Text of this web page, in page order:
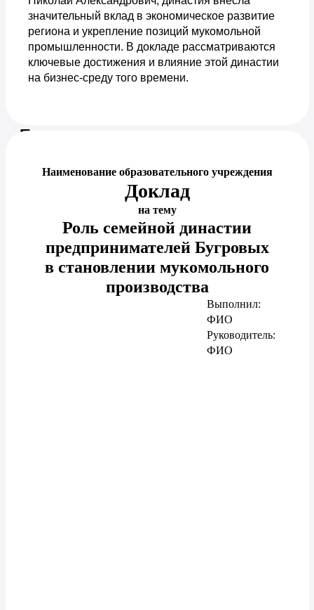
значительный вклад в экономическое развитие
региона и укрепление позиций мукомольной
промышленности. В докладе рассматриваются
ключевые достижения и влияние этой династии
на бизнес-среду того времени.
Предпросмотр документа
Наименование образовательного учреждения
Доклад
на тему
Роль семейной династии
предпринимателей Бугровых
в становлении мукомольного
производства
Выполнил:
ФИО
Руководитель:
ФИО